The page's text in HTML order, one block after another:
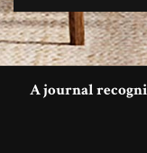
A journal